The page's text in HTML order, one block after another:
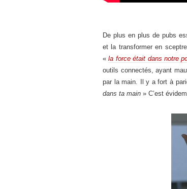
De plus en plus de pubs
et la transformer en
«la force était dans notre
outils connectés, ayant
par la main. Il y a fort à
dans ta main » C’est